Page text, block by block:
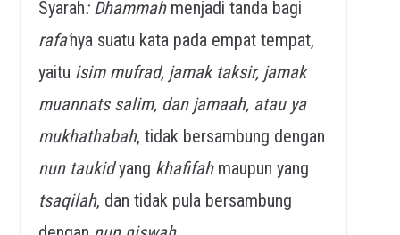
Syarah: Dhammahmenjadi tanda bagi
rafa’nya suatu kata pada empat tempat,
yaitu isim mufrad, jamak taksir, jamak
muannats salim, dan jamaah, atau ya
mukhathabah, tidak bersambung dengan
nun taukidyang khafifahmaupun yang
tsaqilah, dan tidak pula bersambung